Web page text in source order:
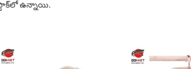
ఉన్నాయి.